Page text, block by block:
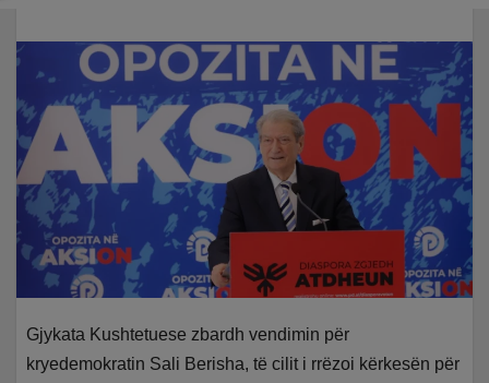
Gjykata Kushtetuese zbardh vendimin për
kryedemokratin Sali Berisha, të cilit i rrëzoi kërkesën për